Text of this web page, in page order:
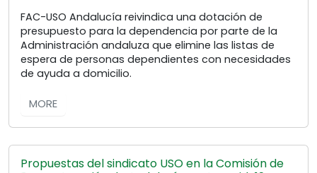
FAC-USO Andalucía reivindica una dotación de
presupuesto para la dependencia por parte de la
Administración andaluza que elimine las listas de
espera de personas dependientes con necesidades
de ayuda a domicilio.
MORE
Propuestas del sindicato USO en la Comisión de